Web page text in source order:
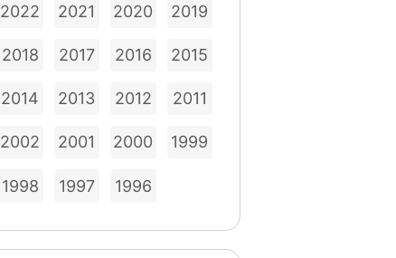
2022 2021 2020 2019
2018 2017 2016 2015
2014 2013 2012 2011
2002 2001 2000 1999
1998 1997 1996